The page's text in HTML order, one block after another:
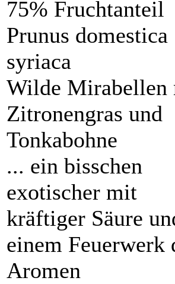
75% Fruchtanteil
Prunus domestica
syriaca
Wilde Mirabellen
Zitronengras und
Tonkabohne
... ein bisschen
exotischer mit
kräftiger Säure
einem Feuerwerk
Aromen